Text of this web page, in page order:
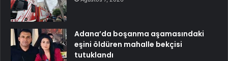
Adana’da boşanma aşamasındaki
eşini öldüren mahalle bekçisi
tutuklandı